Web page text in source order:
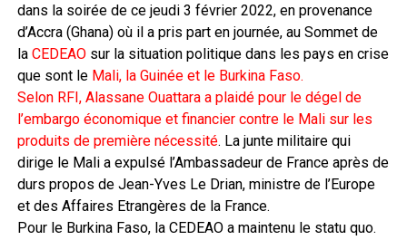
dans la soirée de ce jeudi 3 février 2022, en provenance
d’Accra (Ghana) où il a pris part en journée, au Sommet de
la CEDEAOsur la situation politique dans les pays en crise
que sont le Mali, la Guinée et le Burkina Faso.
Selon RFI, Alassane Ouattara a plaidé pour le dégel de
l’embargo économique et financier contre le Mali sur les
produits de première nécessité. La junte militaire qui
dirige le Mali a expulsé l’Ambassadeur de France après de
durs propos de Jean-Yves Le Drian, ministre de l’Europe
et des Affaires Etrangères de la France.
Pour le Burkina Faso, la CEDEAO a maintenu le statu quo.